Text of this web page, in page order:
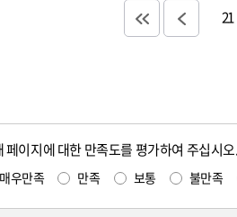
21
페이지에 대한 만족도를 평가하여 주십시오.
매우만족 만족 보통 불만족